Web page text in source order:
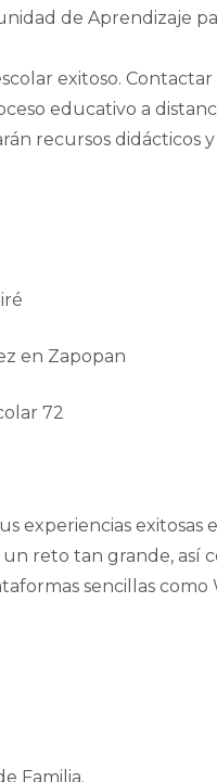
de Aprendizaje
exitoso.
educativo a
recursos didácticos
en Zapopan
72
experiencias exitosas
reto tan grande, así
sencillas como
Familia.